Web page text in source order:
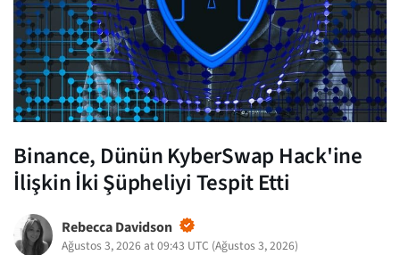
Binance, Dünün KyberSwap Hack'ine
İlişkin İki Şüpheliyi Tespit Etti
Rebecca Davidson
Ağustos 3, 2026 at 09:43 UTC (Ağustos 3, 2026)